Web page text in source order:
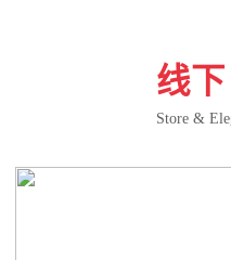
线
Store &